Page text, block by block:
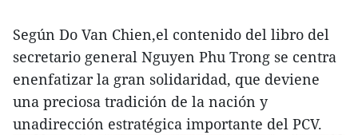
Según Do Van Chien,el contenido del libro del
secretario general Nguyen Phu Trong se centra
enenfatizar la gran solidaridad, que deviene
una preciosa tradición de la nación y
unadirección estratégica importante del PCV.